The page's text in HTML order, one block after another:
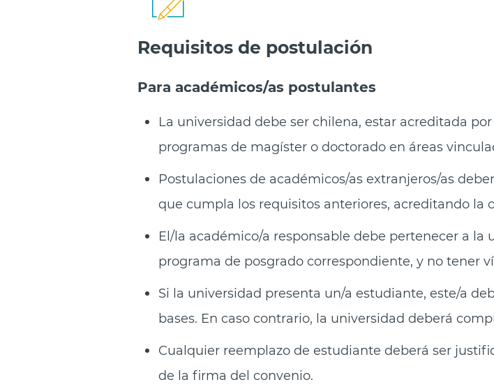
Requisitos de postulación
Para académicos/as postulantes
La universidad debe ser chilena, estar acreditada
programas de magíster o doctorado en áreas
Postulaciones de académicos/as extranjeros/as
que cumpla los requisitos anteriores, acreditando la
El/la académico/a responsable debe pertenecer a
programa de posgrado correspondiente, y no tener
Si la universidad presenta un/a estudiante, este/a
bases. En caso contrario, la universidad deberá
Cualquier reemplazo de estudiante deberá ser
de la firma del convenio.